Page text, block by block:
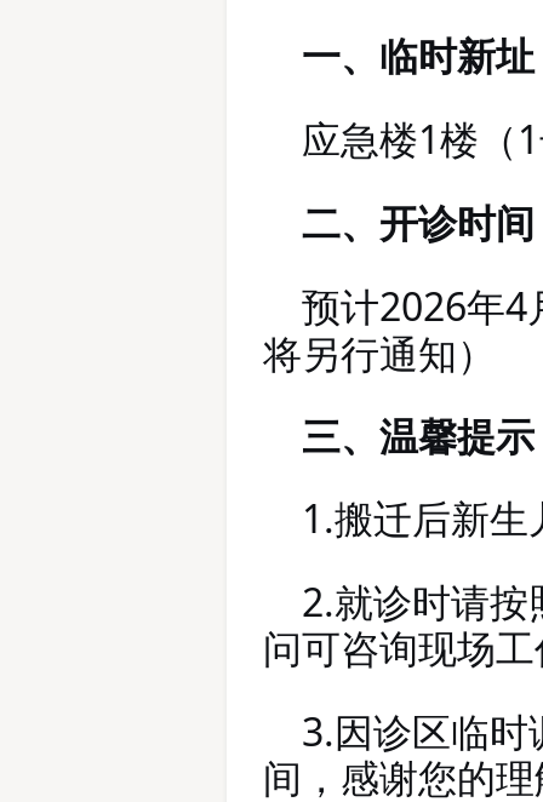
一、临时新址
应急楼1楼（
二、
开诊时间
预计2026年4
将另行通知）
三、温馨提示
1.搬迁后新生
2.就诊时请按
问可咨询现场
3.因诊区临
间，感谢您的